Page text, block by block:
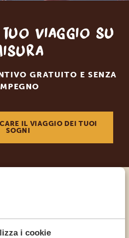
i cookie
viaggio su
GRATUITO E SENZA
IL VIAGGIO DEI TUOI
SOGNI